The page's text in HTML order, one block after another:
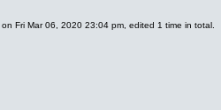
on Fri Mar 06, 2020 23:04 pm, edited 1 time in total.